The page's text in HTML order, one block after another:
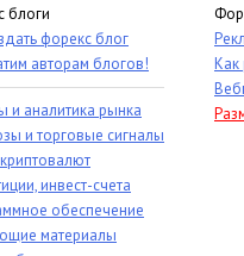
блоги
форекс блог
авторам блогов!
и аналитика рынка
и торговые сигналы
инвест-счета
обеспечение
материалы
Как